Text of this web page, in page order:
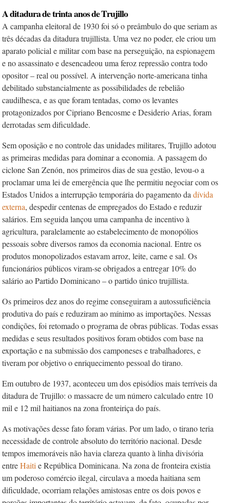
A ditadura de trinta anos de Trujillo
A campanha eleitoral de 1930 foi só o preâm­bulo do que seriam as
três décadas da ditadura trujillista. Uma vez no poder, ele criou um
aparato policial e militar com base na perseguição, na espionagem
e no assassinato e desencadeou uma feroz repressão contra todo
opositor – real ou possível. A intervenção norte-americana tinha
debilitado substancialmente as possibilidades de rebelião
caudilhesca, e as que foram tentadas, como os levantes
protagonizados por Cipriano Bencosme e Desiderio Arias, foram
derrotadas sem dificuldade.
Sem oposição e no controle das unidades militares, Trujillo adotou
as primeiras medidas para dominar a economia. A passagem do
ciclone San Zenón, nos primeiros dias de sua gestão, levou-o a
proclamar uma lei de emergência que lhe permitiu negociar com os
Estados Unidos a interrupção temporária do pagamento da dívida
externa, despedir centenas de empregados do Estado e reduzir
salários. Em seguida lançou uma campanha de incentivo à
agricultura, paralelamente ao estabelecimento de monopólios
pessoais sobre diversos ramos da economia nacional. Entre os
produtos monopolizados estavam arroz, leite, carne e sal. Os
funcionários públicos viram-se obrigados a entregar 10% do
salário ao Partido Dominicano – o partido único trujillista.
Os primeiros dez anos do regime conseguiram a autossuficiência
produtiva do país e reduziram ao mínimo as importações. Nessas
condições, foi retomado o programa de obras públicas. Todas essas
medidas e seus resultados positivos foram obtidos com base na
exportação e na submissão dos camponeses e trabalhadores, e
tiveram por objetivo o enriquecimento pessoal do tirano.
Em outubro de 1937, aconteceu um dos episódios mais terríveis da
ditadura de Trujillo: o massacre de um número calculado entre 10
mil e 12 mil haitianos na zona fronteiriça do país.
As motivações desse fato foram várias. Por um lado, o tirano teria
necessidade de controle absoluto do território nacional. Desde
tempos imemoráveis não havia clareza quanto à linha divisória
entreHaiti e República Dominicana. Na zona de fronteira existia
um poderoso comércio ilegal, circulava a moeda haitiana sem
dificuldade, ocorriam relações amistosas entre os dois povos e